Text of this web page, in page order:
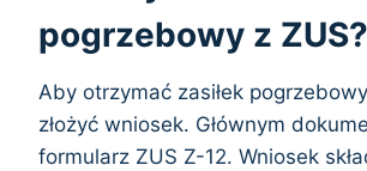
pogrzebowy z ZUS?
Aby otrzymać zasiłek
złożyć wniosek. Głównym
formularz ZUS Z-12. Wniosek